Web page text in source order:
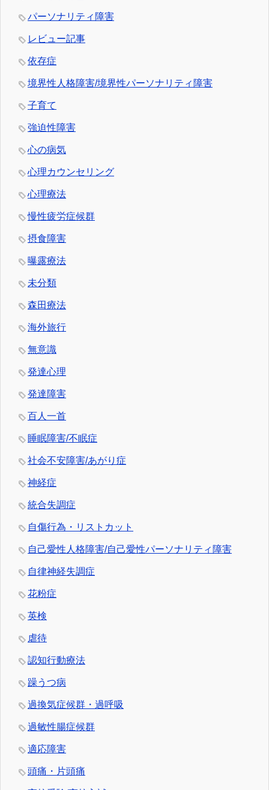
パーソナリティ障害
レビュー記事
依存症
境界性人格障害/境界性パーソナリティ障害
子育て
強迫性障害
心の病気
心理カウンセリング
心理療法
慢性疲労症候群
摂食障害
曝露療法
未分類
森田療法
海外旅行
無意識
発達心理
発達障害
百人一首
睡眠障害/不眠症
社会不安障害/あがり症
神経症
統合失調症
自傷行為・リストカット
自己愛性人格障害/自己愛性パーソナリティ障害
自律神経失調症
花粉症
英検
虐待
認知行動療法
躁うつ病
過換気症候群・過呼吸
過敏性腸症候群
適応障害
頭痛・片頭痛